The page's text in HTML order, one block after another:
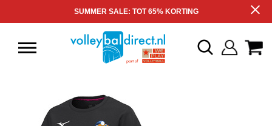
SUMMER SALE: TOT 65% KORTING